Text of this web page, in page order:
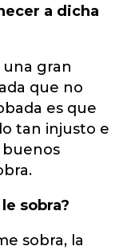
a dicha
gran
que no
es que
tan injusto e
sobra?
sobra, la